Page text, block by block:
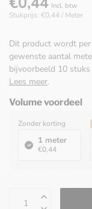
Incl. btw
Stukprijs: €0,44 / Meter
Dit product wordt
gewenste aantal
bijvoorbeeld 10
Lees meer.
Volume voordeel
Zonder korting
1 meter
€0,44